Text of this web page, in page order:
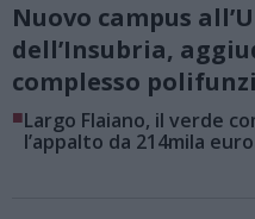
Nuovo campus
dell’Insubria,
complesso
■Largo Flaiano, il verde
l’appalto da 214mila euro